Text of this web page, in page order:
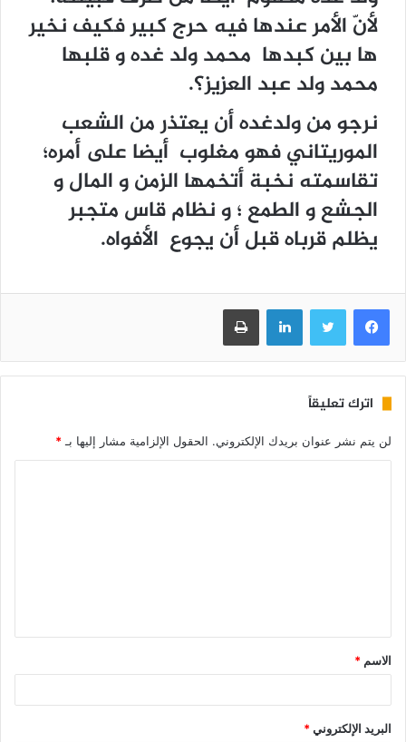
لأنّ الأمر عندها فيه حرج كبير فكيف نخير
ها بين كبدها محمد ولد غده و قلبها
محمد ولد عبد العزيز؟.
نرجو من ولدغده أن يعتذر من الشعب
الموريتاني فهو مغلوب أيضا على أمره؛
تقاسمته نخبة أتخمها الزمن و المال و
الجشع و الطمع ؛ و نظام قاس متجبر
يظلم قرباه قبل أن يجوع الأفواه.
فيسبوك تويتر لينكدإن طباعة
اترك تعليقاً
لن يتم نشر عنوان بريدك الإلكتروني. الحقول الإلزامية مشار إليها بـ *
الاسم *
البريد الإلكتروني*